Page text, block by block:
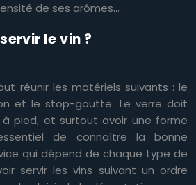
de ses arômes…
le vin ?
réunir les matériels suivants : le
et le stop-goutte. Le verre doit
pied, et surtout avoir une forme
de connaître la bonne
qui dépend de chaque type de
servir les vins suivant un ordre